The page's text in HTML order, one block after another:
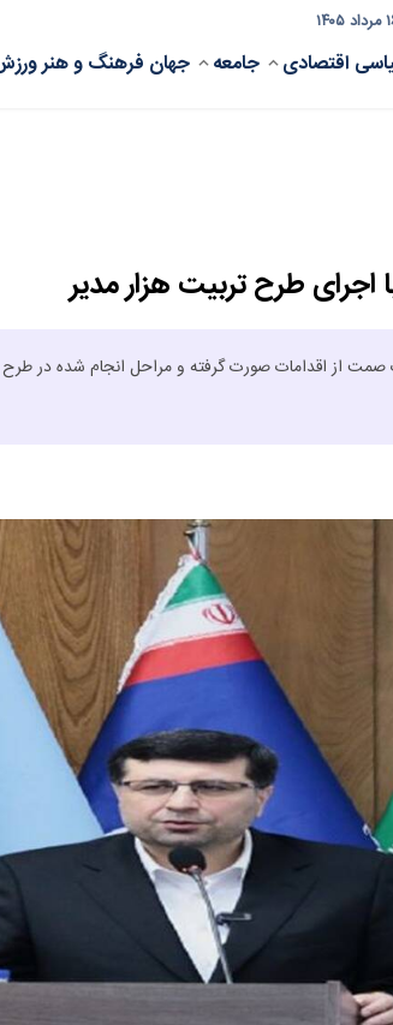
اقتصادی جامعه جهان فرهنگ و هنر
طرح تربیت هزار مدیر
صمت از اقدامات صورت گرفته و مراحل انجام شده در